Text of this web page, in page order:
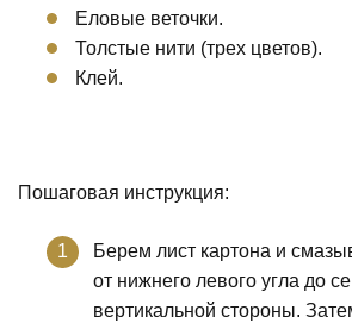
Еловые веточки.
Толстые нити (трех цветов).
Клей.
Пошаговая инструкция:
Берем лист картона и
от нижнего левого угла до
вертикальной стороны.